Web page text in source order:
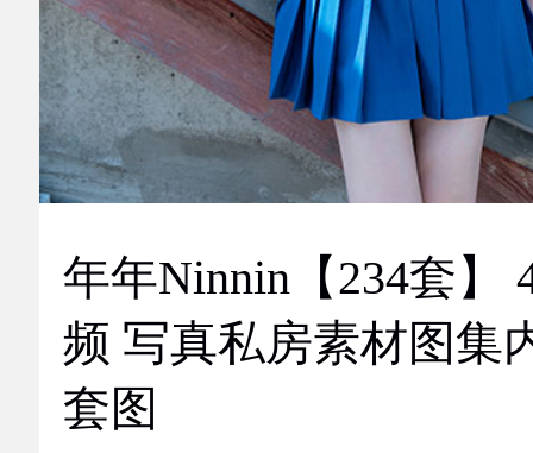
年年Ninnin【234套】
频 写真私房素材图集
套图